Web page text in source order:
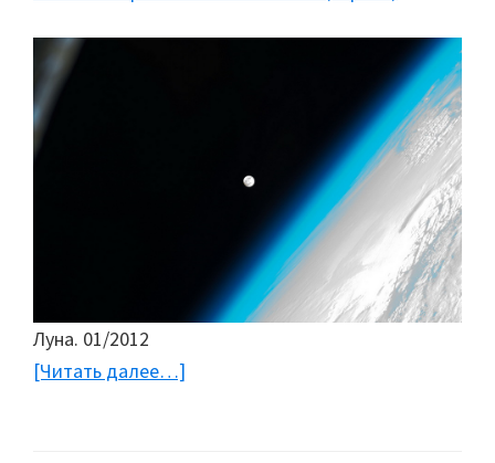
Луна. 01/2012
[Читать далее…]